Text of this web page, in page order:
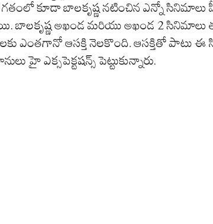
కూడా బాలకృష్ణ నటించిన ఎన్నో సినిమాలు
బాలకృష్ణ అఖండ మరియు అఖండ 2 సినిమాలు
ఎంతగానో ఆసక్తి నెలకొంది. ఆసక్తితో పాటు
హై ఎక్సపెక్టషన్స్ పెట్టుకున్నారు.